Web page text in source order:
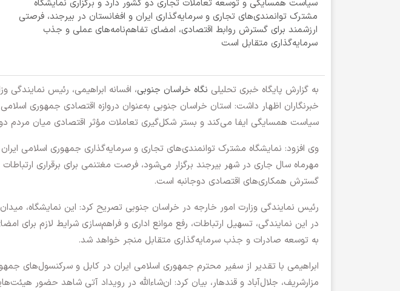
سیاست همسایگی و توسعه تعاملات تجاری دو کشور دارد و برگزاری نمایشگاه
مشترک توانمندی‌های تجاری و سرمایه‌گذاری ایران و افغانستان در بیرجند، فرصتی
ارزشمند برای گسترش روابط اقتصادی، امضای تفاهم‌نامه‌های عملی و جذب
سرمایه‌گذاری متقابل است
به گزارش پایگاه خبری تحلیلی نگاه خراسان جنوبی، افسانه ابراهیمی، رئیس
خبرنگاران اظهار داشت: استان خراسان جنوبی به‌عنوان دروازه اقتصادی جمهوری
سیاست همسایگی ایفا می‌کند و بستر شکل‌گیری تعاملات مؤثر اقتصادی میان مردم دو
مهرماه سال جاری در شهر بیرجند برگزار می‌شود، فرصت مغتنمی برای برقراری
گسترش همکاری‌های اقتصادی دوجانبه است.
رئیس نمایندگی وزارت امور خارجه در خراسان جنوبی تصریح کرد: این نمایشگاه،
در این نمایندگی، تسهیل ارتباطات، رفع موانع اداری و فراهم‌سازی شرایط لازم برای
به توسعه صادرات و جذب سرمایه‌گذاری متقابل منجر خواهد شد.
ابراهیمی با تقدیر از سفیر محترم جمهوری اسلامی ایران در کابل و سرکنسول‌های
مزارشریف، جلال‌آباد و قندهار، بیان کرد: ان‌شاءالله در رویداد آتی شاهد حضور